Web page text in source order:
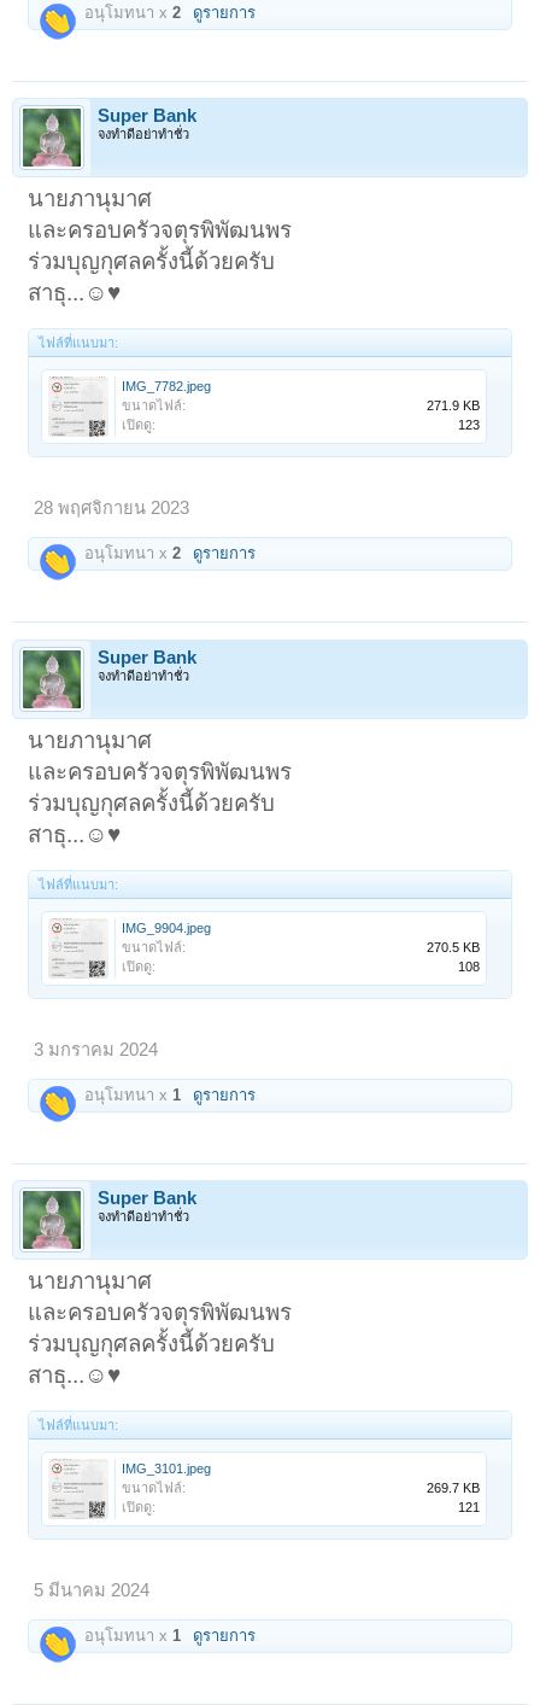
อนุโมทนา x2 ดูรายการ
Super Bank
จงทำดีอย่าทำชั่ว
นายภานุมาศ
และครอบครัวจตุรพิพัฒนพร
ร่วมบุญกุศลครั้งนี้ด้วยครับ
สาธุ...☺️♥️
ไฟล์ที่แนบมา:
IMG_7782.jpeg
ขนาดไฟล์:
271.9 KB
เปิดดู:
123
28 พฤศจิกายน 2023
อนุโมทนา x2 ดูรายการ
Super Bank
จงทำดีอย่าทำชั่ว
นายภานุมาศ
และครอบครัวจตุรพิพัฒนพร
ร่วมบุญกุศลครั้งนี้ด้วยครับ
สาธุ...☺️♥️
ไฟล์ที่แนบมา:
IMG_9904.jpeg
ขนาดไฟล์:
270.5 KB
เปิดดู:
108
3 มกราคม 2024
อนุโมทนา x 1 ดูรายการ
Super Bank
จงทำดีอย่าทำชั่ว
นายภานุมาศ
และครอบครัวจตุรพิพัฒนพร
ร่วมบุญกุศลครั้งนี้ด้วยครับ
สาธุ...☺️♥️
ไฟล์ที่แนบมา:
IMG_3101.jpeg
ขนาดไฟล์:
269.7 KB
เปิดดู:
121
5 มีนาคม 2024
อนุโมทนา x 1 ดูรายการ